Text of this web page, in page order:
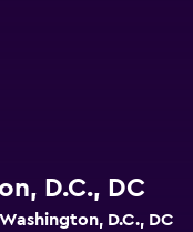
D.C., DC
D.C., DC